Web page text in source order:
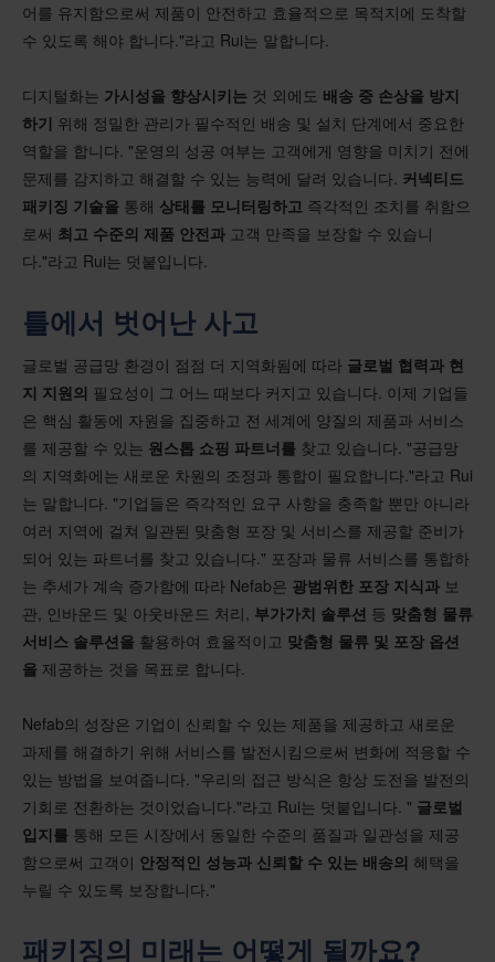
어를 유지함으로써 제품이 안전하고 효율적으로 목적지에 도착할
수 있도록 해야 합니다."라고 Rui는 말합니다.
디지털화는 가시성을 향상시키는 것 외에도 배송 중 손상을 방지
하기 위해 정밀한 관리가 필수적인 배송 및 설치 단계에서 중요한
역할을 합니다. "운영의 성공 여부는 고객에게 영향을 미치기 전에
문제를 감지하고 해결할 수 있는 능력에 달려 있습니다. 커넥티드
패키징 기술을 통해 상태를 모니터링하고 즉각적인 조치를 취함으
로써 최고 수준의 제품 안전과 고객 만족을 보장할 수 있습니
다."라고 Rui는 덧붙입니다.
틀에서 벗어난 사고
글로벌 공급망 환경이 점점 더 지역화됨에 따라 글로벌 협력과 현
지 지원의 필요성이 그 어느 때보다 커지고 있습니다. 이제 기업들
은 핵심 활동에 자원을 집중하고 전 세계에 양질의 제품과 서비스
를 제공할 수 있는 원스톱 쇼핑 파트너를 찾고 있습니다. "공급망
의 지역화에는 새로운 차원의 조정과 통합이 필요합니다."라고 Rui
는 말합니다. "기업들은 즉각적인 요구 사항을 충족할 뿐만 아니라
여러 지역에 걸쳐 일관된 맞춤형 포장 및 서비스를 제공할 준비가
되어 있는 파트너를 찾고 있습니다." 포장과 물류 서비스를 통합하
는 추세가 계속 증가함에 따라 Nefab은 광범위한 포장 지식과 보
관, 인바운드 및 아웃바운드 처리, 부가가치 솔루션 등 맞춤형 물류
서비스 솔루션을 활용하여 효율적이고 맞춤형 물류 및 포장 옵션
을 제공하는 것을 목표로 합니다.
Nefab의 성장은 기업이 신뢰할 수 있는 제품을 제공하고 새로운
과제를 해결하기 위해 서비스를 발전시킴으로써 변화에 적응할 수
있는 방법을 보여줍니다. "우리의 접근 방식은 항상 도전을 발전의
기회로 전환하는 것이었습니다."라고 Rui는 덧붙입니다. " 글로벌
입지를 통해 모든 시장에서 동일한 수준의 품질과 일관성을 제공
함으로써 고객이 안정적인 성능과 신뢰할 수 있는 배송의 혜택을
누릴 수 있도록 보장합니다."
패키징의 미래는 어떻게 될까요?